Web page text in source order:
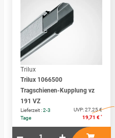
Trilux
Trilux 1066500
Tragschienen-Kupplung vz
191 VZ
Lieferzeit :2-3
Tage
UVP:27,25 €
19,71 € *